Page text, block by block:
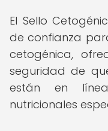
El Sello
de confianza
cetogénica,
seguridad de
están en
nutricionales